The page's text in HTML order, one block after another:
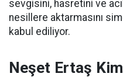
sevgisini, hasretini ve
nesillere aktarmasını
kabul ediliyor.
Neşet Ertaş